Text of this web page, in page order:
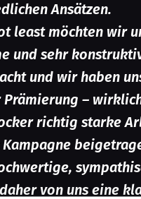
Ansätzen.
least möchten wir
und sehr
und wir haben
Prämierung –
richtig starke
von uns eine